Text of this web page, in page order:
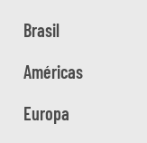
Brasil
Américas
Europa